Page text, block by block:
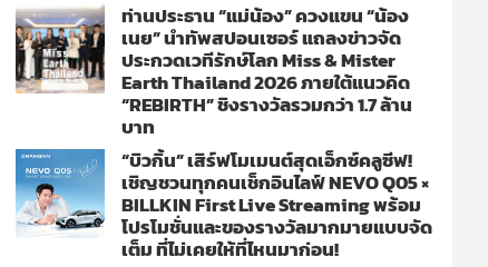
ท่านประธาน “แม่น้อง” ควงแขน “น้อง
เนย” นำทัพสปอนเซอร์ แถลงข่าวจัด
ประกวดเวทีรักษ์โลก Miss & Mister
Earth Thailand 2026 ภายใต้แนวคิด
“REBIRTH” ชิงรางวัลรวมกว่า 1.7 ล้าน
บาท
“บิวกิ้น” เสิร์ฟโมเมนต์สุดเอ็กซ์คลูซีฟ!
เชิญชวนทุกคนเช็กอินไลฟ์ NEVO Q05 ×
BILLKIN First Live Streaming พร้อม
โปรโมชั่นและของรางวัลมากมายแบบจัด
เต็ม ที่ไม่เคยให้ที่ไหนมาก่อน!